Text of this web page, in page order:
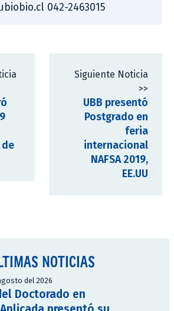
042-2463015
Siguiente Noticia
>>
UBB presentó
Postgrado en
feria
internacional
NAFSA 2019,
EE.UU
NOTICIAS
del 2026
Doctorado en